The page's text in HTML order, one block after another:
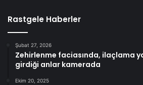
Rastgele Haberler
Şubat 27, 2026
Zehirlenme faciasında, ilaçlama
girdiği anlar kamerada
Ekim 20, 2025